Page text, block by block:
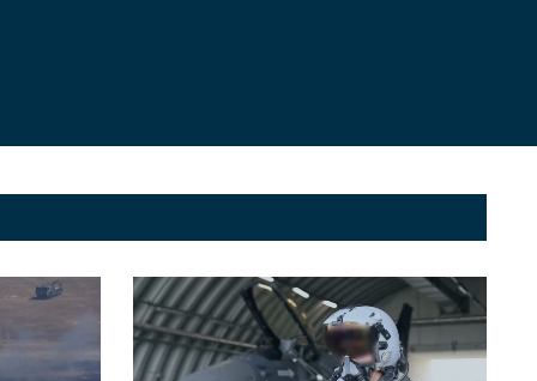
epoca Putin | Dorin
EuroAtlantic
nopții: O dronă ucraineană
a lovit în plin un avion MiG-
29 rus (Video). Ucrainenii
continuă să hărțuiască